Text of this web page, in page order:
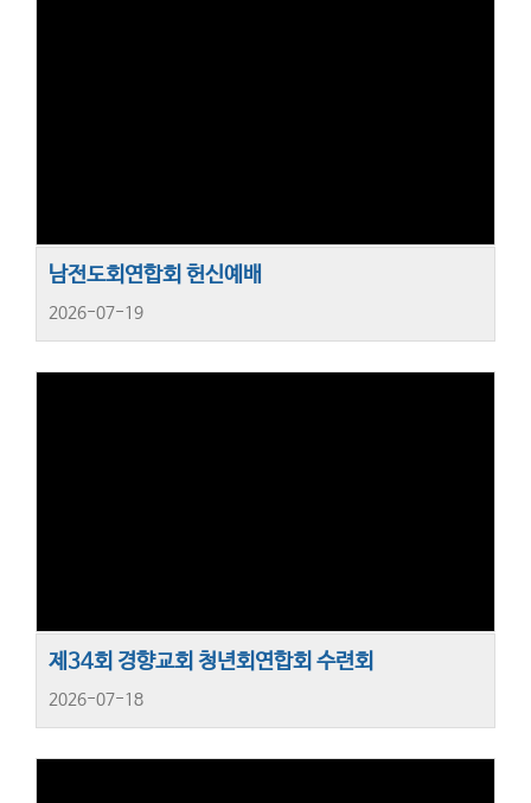
남전도회연합회 헌신예배
2026-07-19
제34회 경향교회 청년회연합회 수련회
2026-07-18